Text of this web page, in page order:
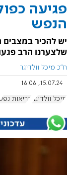
פגיעה
הנפש
יש להכיר
שלצערנו הרב
ח"כ מיכל וולדיגר
15.07.24, 16:06
מיכל וולדיגר בריאות נפש